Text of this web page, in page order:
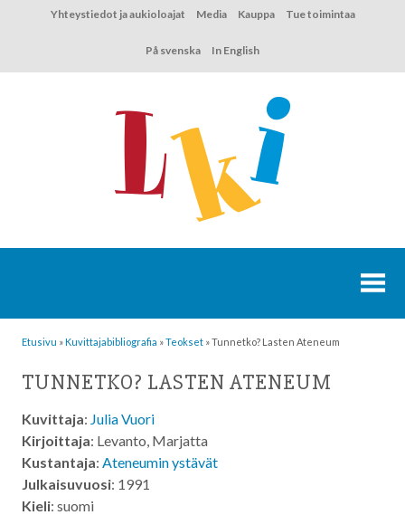
Yhteystiedot ja aukioloajat Media Kauppa Tue toimintaa
På svenska In English
Etusivu »Kuvittaja­bibliografia »Teokset »Tunnetko? Lasten Ateneum
TUNNETKO? LASTEN ATENEUM
Kuvittaja: Julia Vuori
Kirjoittaja: Levanto, Marjatta
Kustantaja: Ateneumin ystävät
Julkaisuvuosi: 1991
Kieli: suomi